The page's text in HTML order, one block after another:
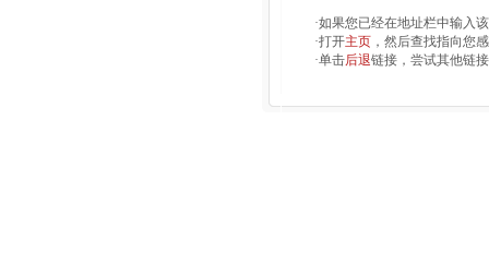
·如果您已经在地址栏中输入
·打开主页 ，然后查找指向您
·单击后退链接，尝试其他链